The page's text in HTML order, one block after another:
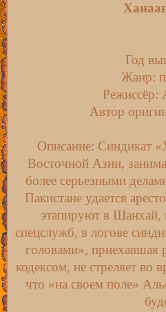
Год
Жанр:
Режиссёр:
Автор
Описание: Синдикат
Восточной Азии,
более серьезными
Пакистане удается
этапируют в Шанхай,
спецслужб, в логове
головами», приехавшая
кодексом, не стреляет во
что «на своем поле»